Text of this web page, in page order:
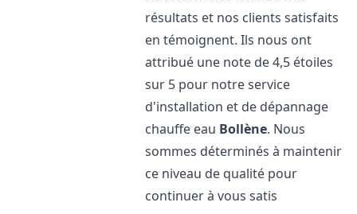
résultats et nos clients satisfaits
en témoignent. Ils nous ont
attribué une note de 4,5 étoiles
sur 5 pour notre service
d'installation et de dépannage
chauffe eau Bollène. Nous
sommes déterminés à maintenir
ce niveau de qualité pour
continuer à vous satis